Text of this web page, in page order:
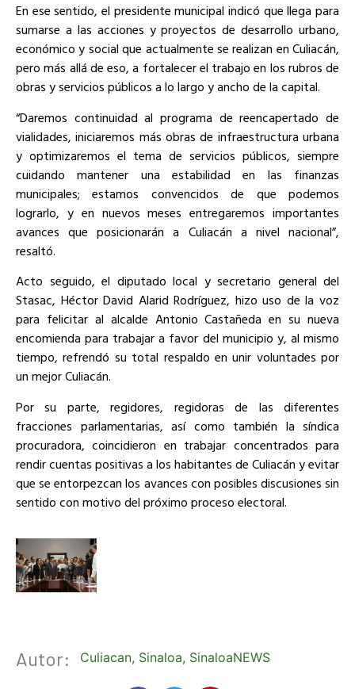
En ese sentido, el presidente municipal indicó que llega para
sumarse a las acciones y proyectos de desarrollo urbano,
económico y social que actualmente se realizan en Culiacán,
pero más allá de eso, a fortalecer el trabajo en los rubros de
obras y servicios públicos a lo largo y ancho de la capital.
“Daremos continuidad al programa de reencapertado de
vialidades, iniciaremos más obras de infraestructura urbana
y optimizaremos el tema de servicios públicos, siempre
cuidando mantener una estabilidad en las finanzas
municipales; estamos convencidos de que podemos
lograrlo, y en nuevos meses entregaremos importantes
avances que posicionarán a Culiacán a nivel nacional”,
resaltó.
Acto seguido, el diputado local y secretario general del
Stasac, Héctor David Alarid Rodríguez, hizo uso de la voz
para felicitar al alcalde Antonio Castañeda en su nueva
encomienda para trabajar a favor del municipio y, al mismo
tiempo, refrendó su total respaldo en unir voluntades por
un mejor Culiacán.
Por su parte, regidores, regidoras de las diferentes
fracciones parlamentarias, así como también la síndica
procuradora, coincidieron en trabajar concentrados para
rendir cuentas positivas a los habitantes de Culiacán y evitar
que se entorpezcan los avances con posibles discusiones sin
sentido con motivo del próximo proceso electoral.
Autor: Culiacan, Sinaloa, SinaloaNEWS